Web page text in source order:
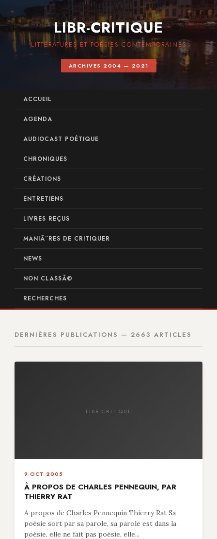
LIBR-CRITIQUE
LITTÉRATURES ET POÉSIES CONTEMPORAINES
ARCHIVES 2004 — 2021
ACCUEIL
AGENDA
AUDIOCAST POÉTIQUE
CHRONIQUES
CRÉATIONS
ENTRETIENS
LIVRES REÇUS
MANIÃ¨RES DE CRITIQUER
NEWS
NON CLASSÃ©
RECHERCHES
DERNIÈRES PUBLICATIONS — 2663 ARTICLES
LIBR-CRITIQUE
9 OCT 2005
À PROPOS DE CHARLES PENNEQUIN, PAR
THIERRY RAT
A propos de Charles Pennequin Thierry Rat Sa
poésie sort par sa parole, sa parole est dans la
poésie, elle ne fait pas poésie, elle...